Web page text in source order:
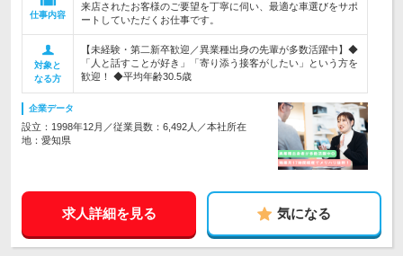
仕事内容
来店されたお客様のご要望を丁寧に伺い、最適な車選びをサポ
ートしていただくお仕事です。
対象と
なる方
【未経験・第二新卒歓迎／異業種出身の先輩が多数活躍中】◆
「人と話すことが好き」「寄り添う接客がしたい」という方を
歓迎！ ◆平均年齢30.5歳
企業データ
設立：1998年12月／従業員数：6,492人／本社所在
地：愛知県
求人詳細を見る 気になる